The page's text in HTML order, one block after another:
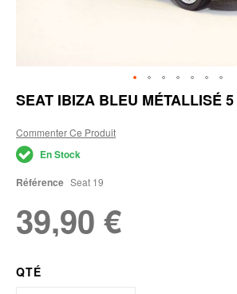
Skip
to
beginning
of
the
images
gallery
SEAT IBIZA BLEU MÉTALLISÉ
Commenter Ce Produit
En Stock
Référence Seat 19
39,90 €
QTÉ